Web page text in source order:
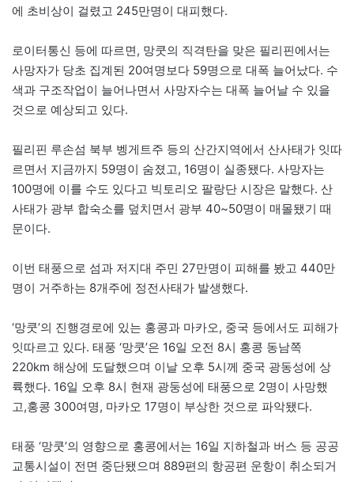
에 초비상이 걸렸고 245만명이 대피했다.
로이터통신 등에 따르면, 망쿳의 직격탄을 맞은 필리핀에서는
사망자가 당초 집계된 20여명보다 59명으로 대폭 늘어났다. 수
색과 구조작업이 늘어나면서 사망자수는 대폭 늘어날 수 있을
것으로 예상되고 있다.
필리핀 루손섬 북부 벵게트주 등의 산간지역에서 산사태가 잇따
르면서 지금까지 59명이 숨졌고, 16명이 실종됐다. 사망자는
100명에 이를 수도 있다고 빅토리오 팔랑단 시장은 말했다. 산
사태가 광부 합숙소를 덮치면서 광부 40~50명이 매몰됐기 때
문이다.
이번 태풍으로 섬과 저지대 주민 27만명이 피해를 봤고 440만
명이 거주하는 8개주에 정전사태가 발생했다.
‘망쿳’의 진행경로에 있는 홍콩과 마카오, 중국 등에서도 피해가
잇따르고 있다. 태풍 ‘망쿳’은 16일 오전 8시 홍콩 동남쪽
220km 해상에 도달했으며 이날 오후 5시께 중국 광동성에 상
륙했다. 16일 오후 8시 현재 광둥성에 태풍으로 2명이 사망했
고,홍콩 300여명, 마카오 17명이 부상한 것으로 파악됐다.
태풍 ‘망쿳’의 영향으로 홍콩에서는 16일 지하철과 버스 등 공공
교통시설이 전면 중단됐으며 889편의 항공편 운항이 취소되거